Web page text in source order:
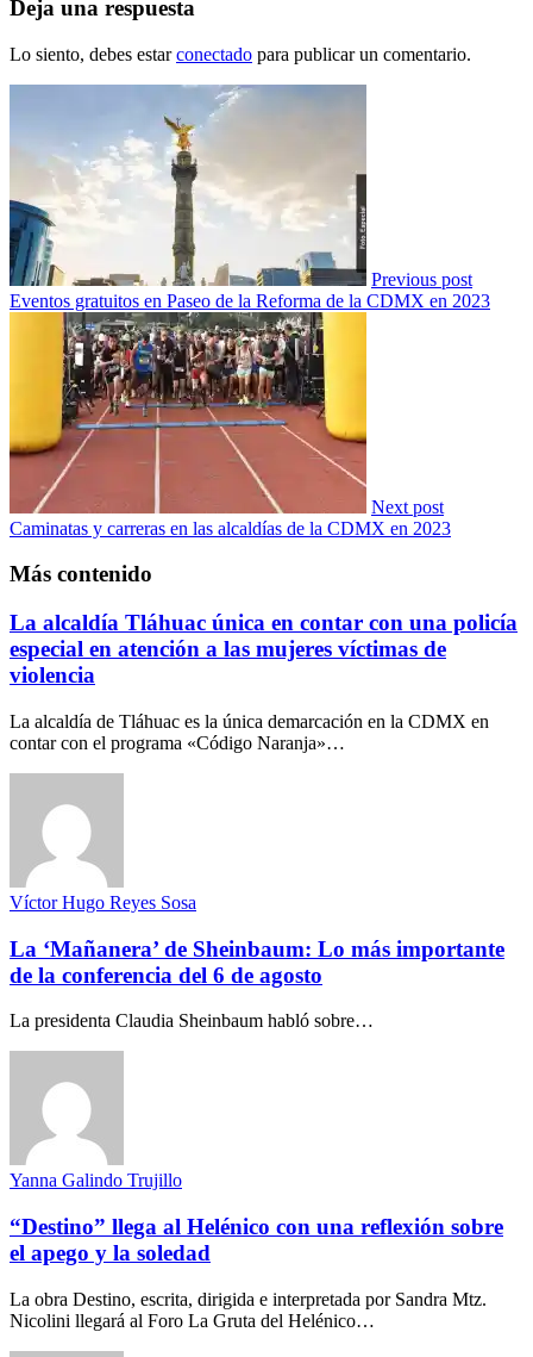
Deja una respuesta
Lo siento, debes estarconectado para publicar un comentario.
Previous post
Eventos gratuitos en Paseo de la Reforma de la CDMX en 2023
Next post
Caminatas y carreras en las alcaldías de la CDMX en 2023
Más contenido
La alcaldía Tláhuac única en contar con una policía
especial en atención a las mujeres víctimas de
violencia
La alcaldía de Tláhuac es la única demarcación en la CDMX en
contar con el programa «Código Naranja»…
Víctor Hugo Reyes Sosa
La ‘Mañanera’ de Sheinbaum: Lo más importante
de la conferencia del 6 de agosto
La presidenta Claudia Sheinbaum habló sobre…
Yanna Galindo Trujillo
“Destino” llega al Helénico con una reflexión sobre
el apego y la soledad
La obra Destino, escrita, dirigida e interpretada por Sandra Mtz.
Nicolini llegará al Foro La Gruta del Helénico…